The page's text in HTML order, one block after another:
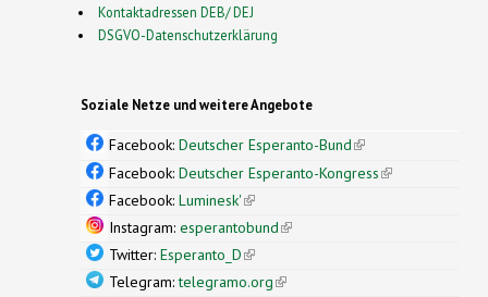
Kontaktadressen DEB/ DEJ
DSGVO-Datenschutzerklärung
Soziale Netze und weitere Angebote
Facebook: Deutscher Esperanto-Bund(link is
external)
Facebook: Deutscher Esperanto-Kongress(link is
Facebook: Luminesk'(link is external)
Instagram: esperantobund(link is external)
Twitter: Esperanto_D(link is external)
Telegram:telegramo.org(link is external)